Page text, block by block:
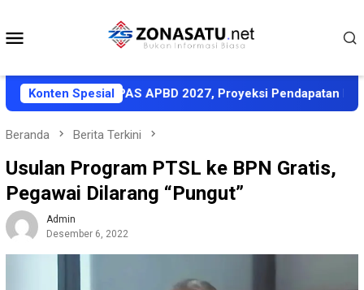
konten
Konten Spesial
KUA-PPAS APBD 2027, Proyeksi Pendapatan Rp1,8
Beranda Berita Terkini
Usulan Program PTSL ke BPN Gratis,
Pegawai Dilarang “Pungut”
Admin
Desember 6, 2022